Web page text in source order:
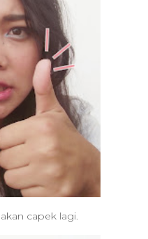
capek lagi.